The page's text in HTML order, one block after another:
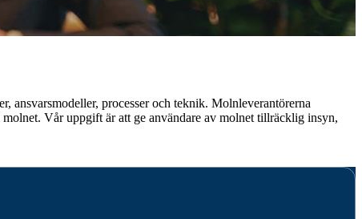
ansvarsmodeller, processer och teknik. Molnleverantörerna
Vår uppgift är att ge användare av molnet tillräcklig insyn,